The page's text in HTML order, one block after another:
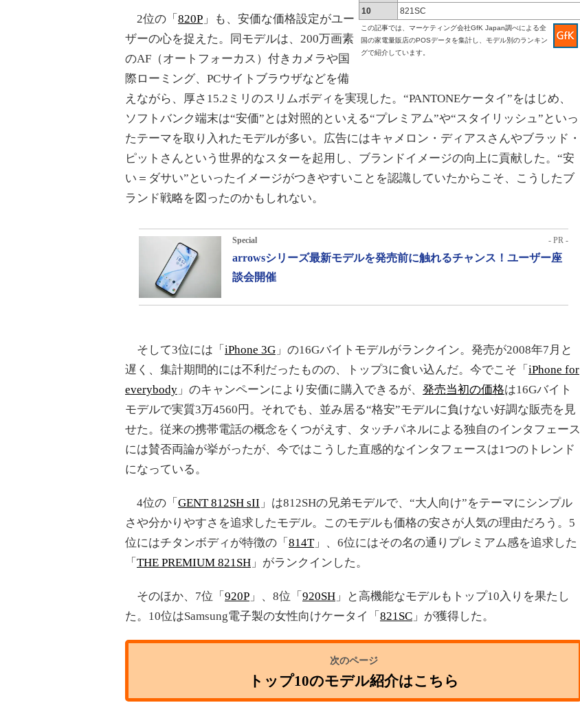
10
821SC
この記事では、マーケティング会社GfK Japan調べによる全
国の家電量販店のPOSデータを集計し、モデル別のランキン
グで紹介しています。
2位の「 820P 」も、安価な価格設定がユー
ザーの心を捉えた。同モデルは、200万画素
のAF（オートフォーカス）付きカメラや国
際ローミング、PCサイトブラウザなどを備
えながら、厚さ15.2ミリのスリムボディを実現した。“PANTONEケータイ”をはじめ、
ソフトバンク端末は“安価”とは対照的といえる“プレミアム”や“スタイリッシュ”といっ
たテーマを取り入れたモデルが多い。広告にはキャメロン・ディアスさんやブラッド・
ピットさんという世界的なスターを起用し、ブランドイメージの向上に貢献した。“安
い＝ダサい”といったイメージがつきやすいことを認識していたからこそ、こうしたブ
ランド戦略を図ったのかもしれない。
Special - PR -
arrowsシリーズ最新モデルを発売前に触れるチャンス！ユーザー座
談会開催
そして3位には「 iPhone 3G 」の16Gバイトモデルがランクイン。発売が2008年7月と
遅く、集計期間的には不利だったものの、トップ3に食い込んだ。今でこそ「 iPhone for
everybody 」のキャンペーンにより安価に購入できるが、 発売当初の価格は16Gバイト
モデルで実質3万4560円。それでも、並み居る“格安”モデルに負けない好調な販売を見
せた。従来の携帯電話の概念をくつがえす、タッチパネルによる独自のインタフェース
には賛否両論が挙がったが、今ではこうした直感的なインタフェースは1つのトレンド
になっている。
4位の「 GENT 812SH sII 」は812SHの兄弟モデルで、“大人向け”をテーマにシンプル
さや分かりやすさを追求したモデル。このモデルも価格の安さが人気の理由だろう。5
位にはチタンボディが特徴の「 814T」、6位にはその名の通りプレミアム感を追求した
「 THE PREMIUM 821SH 」がランクインした。
そのほか、7位「 920P 」、8位「 920SH 」と高機能なモデルもトップ10入りを果たし
た。10位はSamsung電子製の女性向けケータイ「 821SC 」が獲得した。
トップ10のモデル紹介はこちら